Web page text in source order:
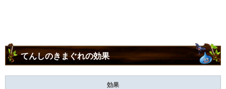
てんしのきまぐれの効果
効果